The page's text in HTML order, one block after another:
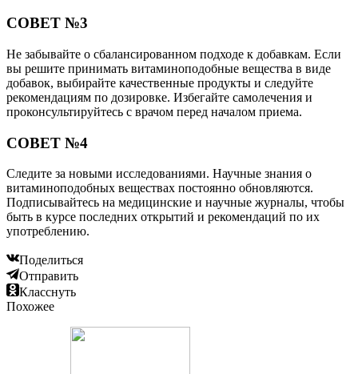
СОВЕТ №3
Не забывайте о сбалансированном подходе к добавкам. Если
вы решите принимать витаминоподобные вещества в виде
добавок, выбирайте качественные продукты и следуйте
рекомендациям по дозировке. Избегайте самолечения и
проконсультируйтесь с врачом перед началом приема.
СОВЕТ №4
Следите за новыми исследованиями. Научные знания о
витаминоподобных веществах постоянно обновляются.
Подписывайтесь на медицинские и научные журналы, чтобы
быть в курсе последних открытий и рекомендаций по их
употреблению.
Поделиться
Отправить
Класснуть
Похожее